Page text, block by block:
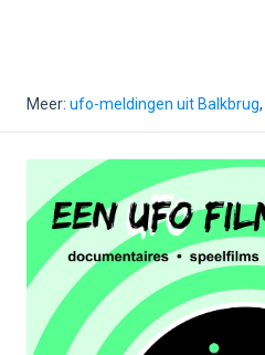
Meer: ufo-meldingen uit Balkbrug,